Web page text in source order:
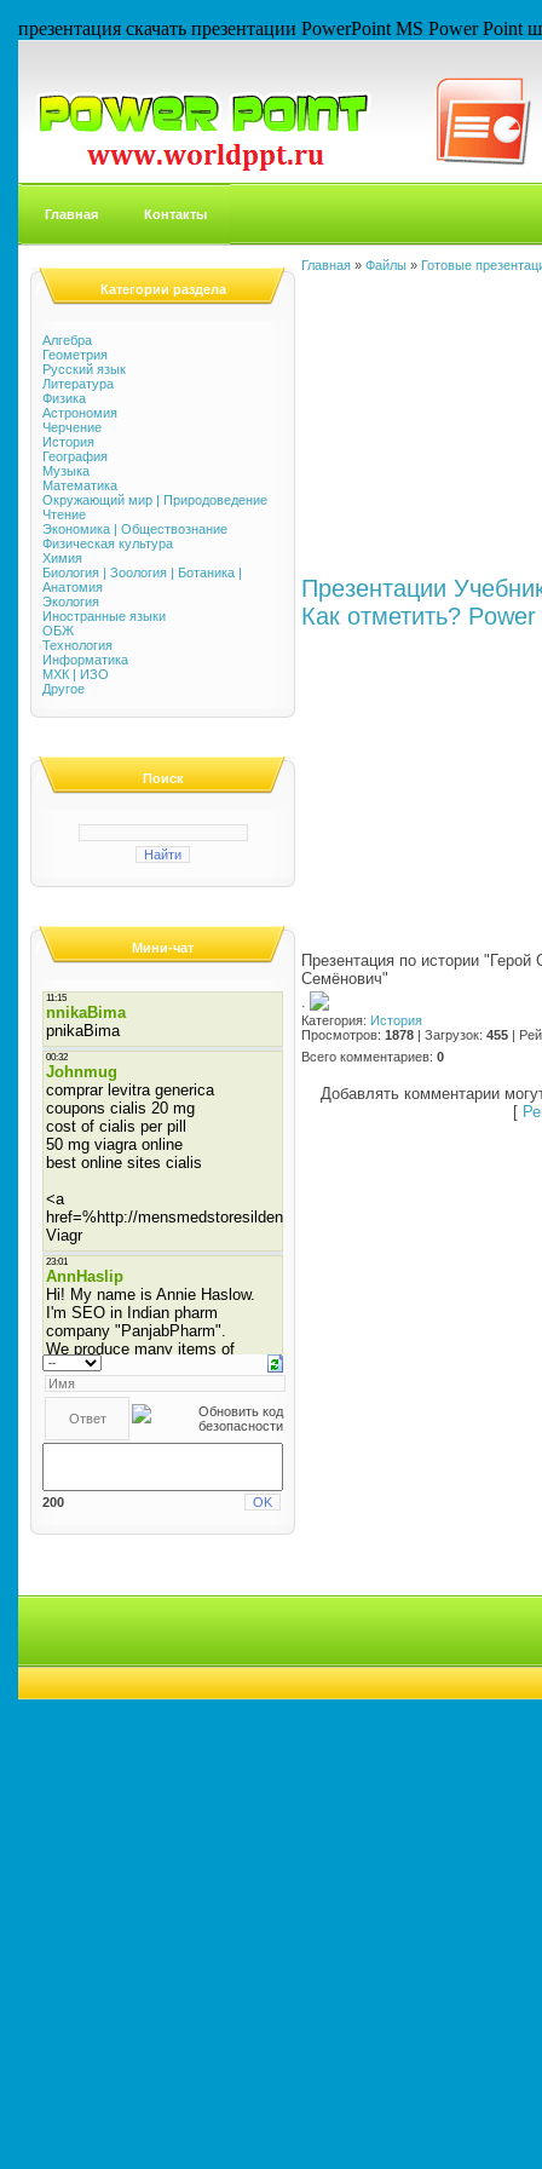
презентация скачать презентации PowerPoint MS Power
Главная Контакты
Категории раздела
Алгебра
Геометрия
Русский язык
Литература
Физика
Астрономия
Черчение
История
География
Музыка
Математика
Окружающий мир | Природоведение
Чтение
Экономика | Обществознание
Физическая культура
Химия
Биология | Зоология | Ботаника |
Анатомия
Экология
Иностранные языки
ОБЖ
Технология
Информатика
МХК | ИЗО
Другое
Поиск
Мини-чат
200
Главная » Файлы » Готовые
Презентации
Как отметить?
Презентация по истории
Семёнович"
·
Категория: История
Просмотров: 1878 | Загрузок: 455 |
Всего комментариев: 0
Добавлять комментарии
[